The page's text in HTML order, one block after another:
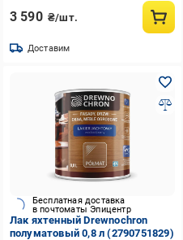
3 590 ₴/шт.
Доставим
Бесплатная доставка
в почтоматы Эпицентр
Лак яхтенный Drewnochron
полуматовый 0,8 л (2790751829)